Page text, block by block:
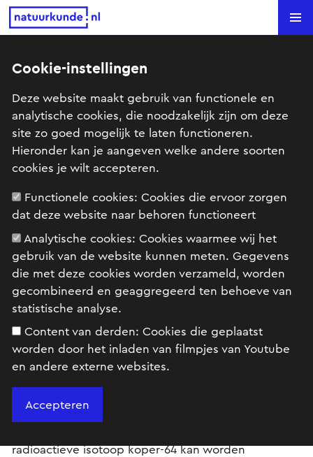
Natuurkunde.nl Search
Koperstapeling (VWO1, 2007-2,
opg 1)
Onderwerp: Atoomfysica, Ioniserende straling,
radioactiviteit, Kern- & Deeltjesprocessen (vwo)
Examenopgave natuurkunde 1 VWO, 2007 tijdvak
2: opgave 1
de ziekte hepatitis als gevolg van opeenhoping
radioactieve isotoop koper-64 kan worden
Cookie-instellingen
Deze website maakt gebruik van functionele en
analytische cookies, die noodzakelijk zijn om deze
site zo goed mogelijk te laten functioneren.
Hieronder kan je aangeven welke andere soorten
cookies je wilt accepteren.
Functionele cookies: Cookies die ervoor zorgen
dat deze website naar behoren functioneert
Analytische cookies: Cookies waarmee wij het
gebruik van de website kunnen meten. Gegevens
die met deze cookies worden verzameld, worden
gecombineerd en geaggregeerd ten behoeve van
statistische analyse.
Content van derden: Cookies die geplaatst
worden door het inladen van filmpjes van Youtube
en andere externe websites.